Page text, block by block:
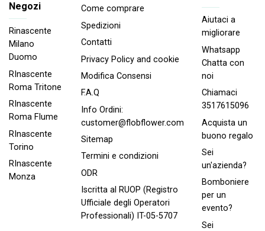
Negozi
Rinascente
Milano
Duomo
RInascente
Roma Tritone
RInascente
Roma FIume
RInascente
Torino
RInascente
Monza
Come comprare
Spedizioni
Contatti
Privacy Policy and cookie
Modifica Consensi
F.A.Q
Info Ordini:
customer@flobflower.com
Sitemap
Termini e condizioni
ODR
Iscritta al RUOP (Registro
Ufficiale degli Operatori
Professionali) IT-05-5707
Aiutaci a
migliorare
Whatsapp
Chatta con
noi
Chiamaci
3517615096
Acquista un
buono regalo
Sei
un'azienda?
Bomboniere
per un
evento?
Sei